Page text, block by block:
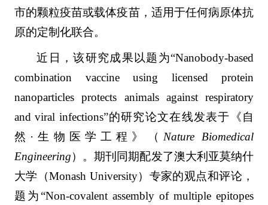
市的颗粒疫苗或载体疫苗，适用于任何病原体抗
原的定制化联合。
近日，该研究成果以题为“Nanobody-based
combination vaccine using licensed protein
nanoparticles protects animals against respiratory
and viral infections”的研究论文在线发表于《自
然·生物医学工程》（ Nature Biomedical
Engineering）。期刊同期配发了澳大利亚莫纳什
大学（Monash University）专家的观点和评论，
题为“Non-covalent assembly of multiple epitopes